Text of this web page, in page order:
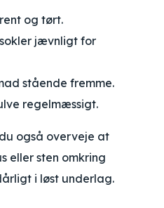
og tørt.
jævnligt for
stående fremme.
regelmæssigt.
også overveje at
eller sten omkring
i løst underlag.